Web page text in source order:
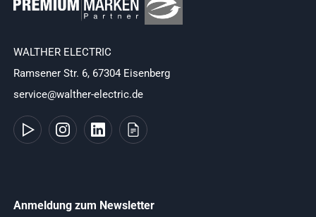
WALTHER ELECTRIC
Ramsener Str. 6, 67304 Eisenberg
service@walther-electric.de
Anmeldung zum Newsletter